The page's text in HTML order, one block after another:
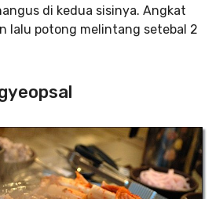
di kedua sisinya. Angkat
lalu potong melintang setebal 2